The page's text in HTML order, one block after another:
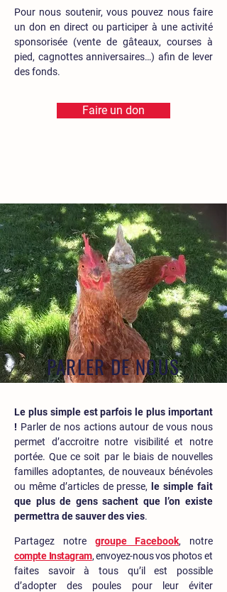
Faire un don
PARLER DE NOUS
Le plus simple est parfois le plus important
! Parler de nos actions autour de vous nous
permet d’accroitre notre visibilité et notre
portée. Que ce soit par le biais de nouvelles
familles adoptantes, de nouveaux bénévoles
ou même d’articles de presse,
le simple fait
que plus de gens sachent que l’on existe
permettra de sauver des vies.
Partagez notre groupe Facebook, notre
compte Instagram, envoyez-nous vos photoset
faites savoir à tous qu’il est possible
d’adopter des poules pour leur éviter
Pour nous soutenir, vous pouvez nous faire
un don en direct ou participer à une activité
sponsorisée (vente de gâteaux, courses à
pied, cagnottes anniversaires…) afin de lever
des fonds.